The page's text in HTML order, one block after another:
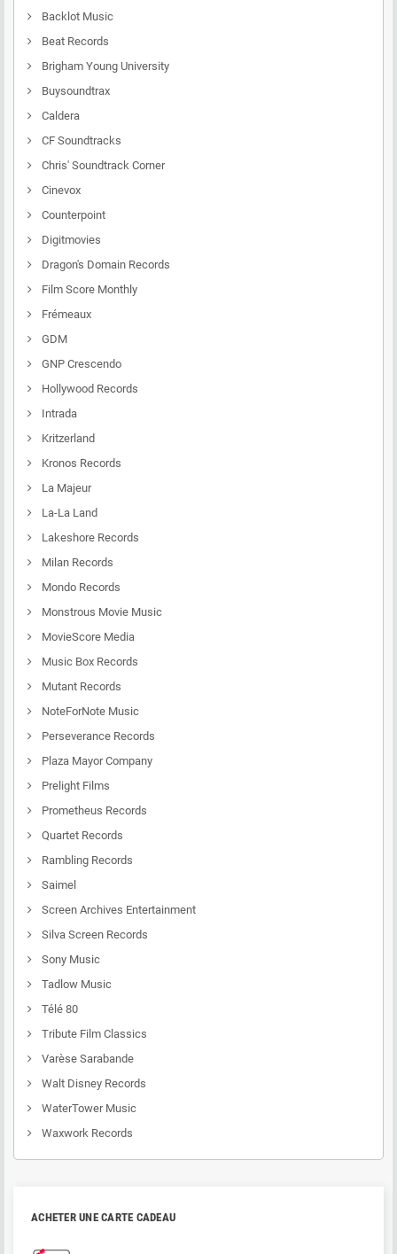
Backlot Music
Beat Records
Brigham Young University
Buysoundtrax
Caldera
CF Soundtracks
Chris' Soundtrack Corner
Cinevox
Counterpoint
Digitmovies
Dragon's Domain Records
Film Score Monthly
Frémeaux
GDM
GNP Crescendo
Hollywood Records
Intrada
Kritzerland
Kronos Records
La Majeur
La-La Land
Lakeshore Records
Milan Records
Mondo Records
Monstrous Movie Music
MovieScore Media
Music Box Records
Mutant Records
NoteForNote Music
Perseverance Records
Plaza Mayor Company
Prelight Films
Prometheus Records
Quartet Records
Rambling Records
Saimel
Screen Archives Entertainment
Silva Screen Records
Sony Music
Tadlow Music
Télé 80
Tribute Film Classics
Varèse Sarabande
Walt Disney Records
WaterTower Music
Waxwork Records
ACHETER UNE CARTE CADEAU